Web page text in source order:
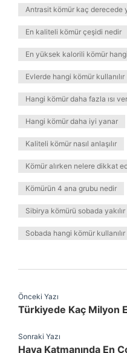
Antrasit kömür kaç derecede
En kaliteli kömür çeşidi nedir
En yüksek kalorili kömür
Evlerde hangi kömür kullanılır
Hangi kömür daha fazla ısı
Hangi kömür daha iyi yanar
Kaliteli kömür nasıl anlaşılır
Kömür alırken nelere dikkat
Kömürün 4 ana grubu nedir
Sibirya kömürü sobada yakılır
Sobada hangi kömür kullanılır
Önceki Yazı
Türkiyede Kaç Milyon
Sonraki Yazı
Hava Katmanında En